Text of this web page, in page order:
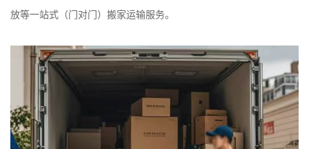
放等一站式（门对门）搬家运输服务。